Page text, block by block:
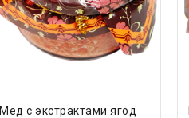
ДОБАВИТЬ В КОРЗИНУ
Мед с экстрактами ягод